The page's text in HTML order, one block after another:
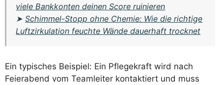
viele Bankkonten deinen Score ruinieren
➤Schimmel-Stopp ohne Chemie: Wie die richtige
Luftzirkulation feuchte Wände dauerhaft trocknet
Ein typisches Beispiel: Ein Pflegekraft wird nach
Feierabend vom Teamleiter kontaktiert und muss